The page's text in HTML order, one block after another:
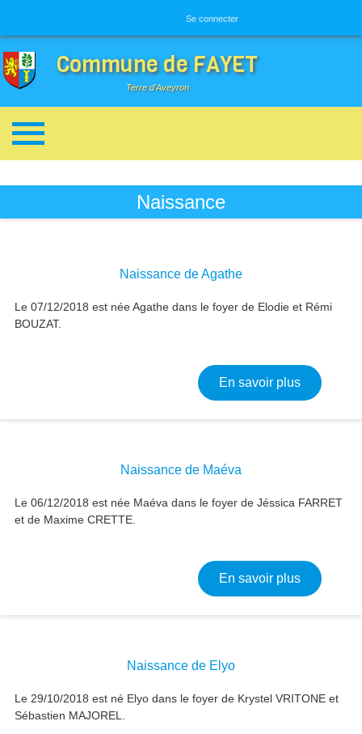
Se connecter
Commune de FAYET
Terre d'Aveyron
Naissance
Naissance de Agathe
Le 07/12/2018 est née Agathe dans le foyer de Elodie et Rémi
BOUZAT.
En savoir plussur
Naissance de Maéva
Le 06/12/2018 est née Maéva dans le foyer de Jéssica FARRET
et de Maxime CRETTE.
En savoir plussur
Naissance de Elyo
Le 29/10/2018 est né Elyo dans le foyer de Krystel VRITONE et
Sébastien MAJOREL.